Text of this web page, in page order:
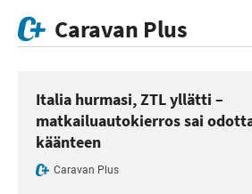
Caravan Plus
Italia hurmasi, ZTL yllätti –
matkailuautokierros sai
käänteen
Caravan Plus